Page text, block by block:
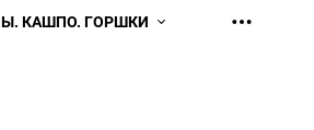
КАШПО. ГОРШКИ